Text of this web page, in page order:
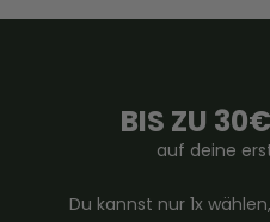
BIS ZU
auf deine
Du kannst nur 1x